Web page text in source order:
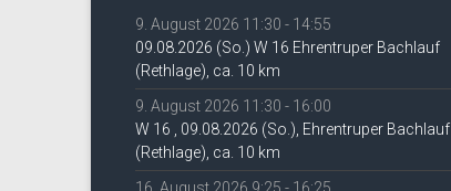
9. August 2026 11:30 - 14:55
09.08.2026 (So.) W 16 Ehrentruper Bachlauf
(Rethlage), ca. 10 km
9. August 2026 11:30 - 16:00
W 16 , 09.08.2026 (So.), Ehrentruper Bachlauf
(Rethlage), ca. 10 km